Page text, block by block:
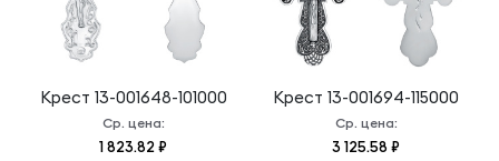
Крест 13-001648-101000
Ср. цена:
1 823.82 ₽
Крест 13-001694-115000
Ср. цена:
3 125.58 ₽